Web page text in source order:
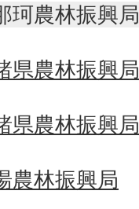
珂農林振興局
県農林振興局
県農林振興局
農林振興局